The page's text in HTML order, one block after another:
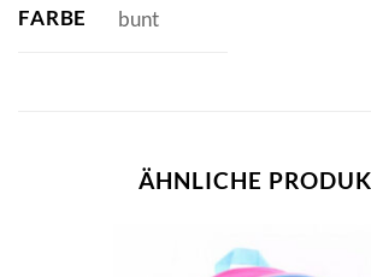
FARBE bunt
ÄHNLICHE